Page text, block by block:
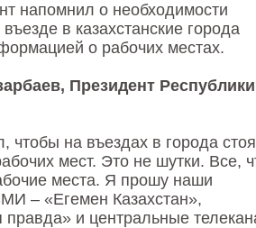
напомнил о необходимости
в казахстанские города
о рабочих местах.
Президент Республики
чтобы на въездах в города
мест. Это не шутки. Все,
места. Я прошу наши
– «Егемен Казахстан»,
правда» и центральные